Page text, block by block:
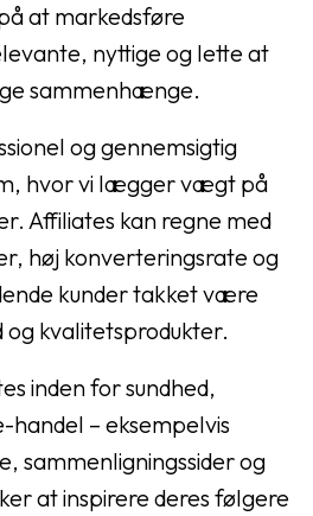
at markedsføre
nyttige og lette at
sammenhænge.
og gennemsigtig
hvor vi lægger vægt på
Affiliates kan regne med
høj konverteringsrate og
kunder takket være
kvalitetsprodukter.
inden for sundhed,
– eksempelvis
sammenligningssider og
at inspirere deres følgere